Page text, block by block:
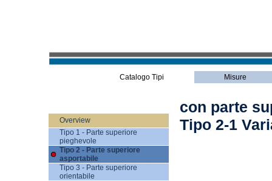
Catalogo Tipi Misure
Overview
Tipo 1 - Parte superiore
pieghevole
Tipo 2 - Parte superiore
asportabile
Tipo 3 - Parte superiore
orientabile
con parte
Tipo 2-1